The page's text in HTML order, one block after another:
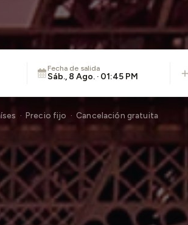
Fecha de salida
Sáb., 8 Ago. · 01:45 PM
· Precio fijo · Cancelación gratuita